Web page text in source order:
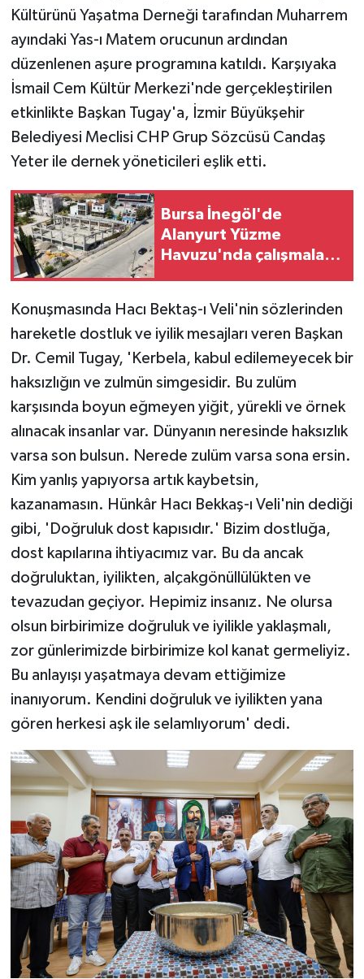
Kültürünü Yaşatma Derneği tarafından Muharrem
ayındaki Yas-ı Matem orucunun ardından
düzenlenen aşure programına katıldı. Karşıyaka
İsmail Cem Kültür Merkezi'nde gerçekleştirilen
etkinlikte Başkan Tugay'a, İzmir Büyükşehir
Belediyesi Meclisi CHP Grup Sözcüsü Candaş
Yeter ile dernek yöneticileri eşlik etti.
Bursa İnegöl'de
Alanyurt Yüzme
Havuzu'nda çalışmalar
Konuşmasında Hacı Bektaş-ı Veli'nin sözlerinden
hareketle dostluk ve iyilik mesajları veren Başkan
Dr. Cemil Tugay, 'Kerbela, kabul edilemeyecek bir
haksızlığın ve zulmün simgesidir. Bu zulüm
karşısında boyun eğmeyen yiğit, yürekli ve örnek
alınacak insanlar var. Dünyanın neresinde haksızlık
varsa son bulsun. Nerede zulüm varsa sona ersin.
Kim yanlış yapıyorsa artık kaybetsin,
kazanamasın. Hünkâr Hacı Bekkaş-ı Veli'nin dediği
gibi, 'Doğruluk dost kapısıdır.' Bizim dostluğa,
dost kapılarına ihtiyacımız var. Bu da ancak
doğruluktan, iyilikten, alçakgönüllülükten ve
tevazudan geçiyor. Hepimiz insanız. Ne olursa
olsun birbirimize doğruluk ve iyilikle yaklaşmalı,
zor günlerimizde birbirimize kol kanat germeliyiz.
Bu anlayışı yaşatmaya devam ettiğimize
inanıyorum. Kendini doğruluk ve iyilikten yana
gören herkesi aşk ile selamlıyorum' dedi.